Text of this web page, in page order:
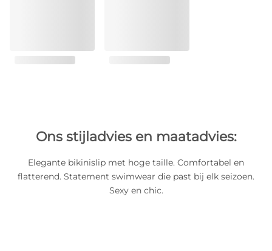
Ons stijladvies en maatadvies:
Elegante bikinislip met hoge taille. Comfortabel en
flatterend. Statement swimwear die past bij elk seizoen.
Sexy en chic.